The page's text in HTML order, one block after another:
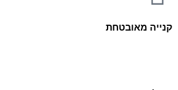
קנייה מאובטחת